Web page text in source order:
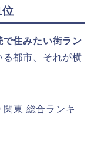
位
住みたい街ラン
る都市、それが横
東 総合ランキ